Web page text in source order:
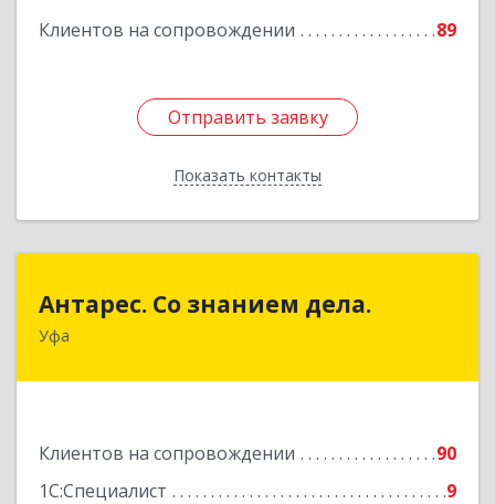
Клиентов на сопровождении 89
Отправить заявку
Показать контакты
Отправить заявку
Назад
Антарес. Со знанием дела.
Уфа
Клиентов на сопровождении
90
1С:Специалист
9